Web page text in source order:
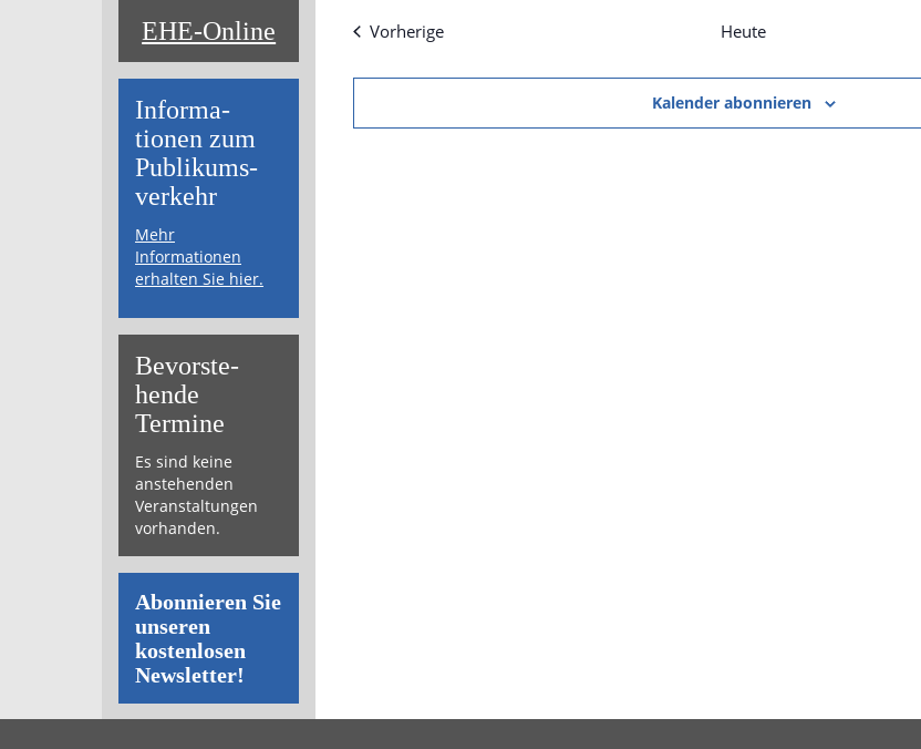
EHE-Online
Informa­
tionen zum
Publikums­­
verkehr
Mehr
Informationen
erhalten Sie hier.
Bevor­ste­
hende
Termine
Es sind keine
anstehenden
Veranstaltungen
vorhanden.
Abonnieren Sie
unseren
kostenlosen
Newsletter!
VorherigeVeranstaltungen Heute
Kalender abonnieren